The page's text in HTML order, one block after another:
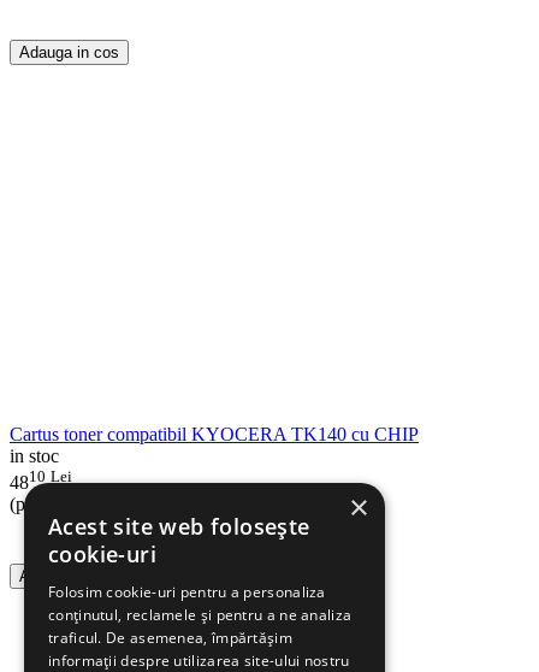
Adauga in cos
Cartus toner compatibil KYOCERA TK140 cu CHIP
in stoc
4810 Lei
(pret cu TVA inclus)
Adauga in cos
×
Acest site web folosește
cookie-uri
Folosim cookie-uri pentru a personaliza
conținutul, reclamele și pentru a ne analiza
traficul. De asemenea, împărtășim
informații despre utilizarea site-ului nostru